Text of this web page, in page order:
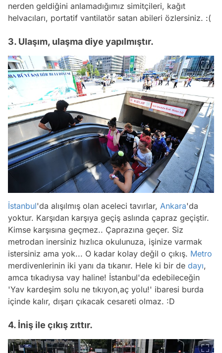
nerden geldiğini anlamadığımız simitçileri, kağıt
helvacıları, portatif vantilatör satan abileri özlersiniz. :(
3. Ulaşım, ulaşma diye yapılmıştır.
İstanbul'da alışılmış olan aceleci tavırlar, Ankara'da
yoktur. Karşıdan karşıya geçiş aslında çapraz geçiştir.
Kimse karşısına geçmez.. Çaprazına geçer. Siz
metrodan inersiniz hızlıca okulunuza, işinize varmak
istersiniz ama yok... O kadar kolay değil o çıkış. Metro
merdivenlerinin iki yanı da tıkanır. Hele ki bir de dayı,
amca tıkadıysa vay haline! İstanbul'da edebileceğin
'Yav kardeşim solu ne tıkıyon,aç yolu!' ibaresi burda
içinde kalır, dışarı çıkacak cesareti olmaz. :D
4. İniş ile çıkış zıttır.